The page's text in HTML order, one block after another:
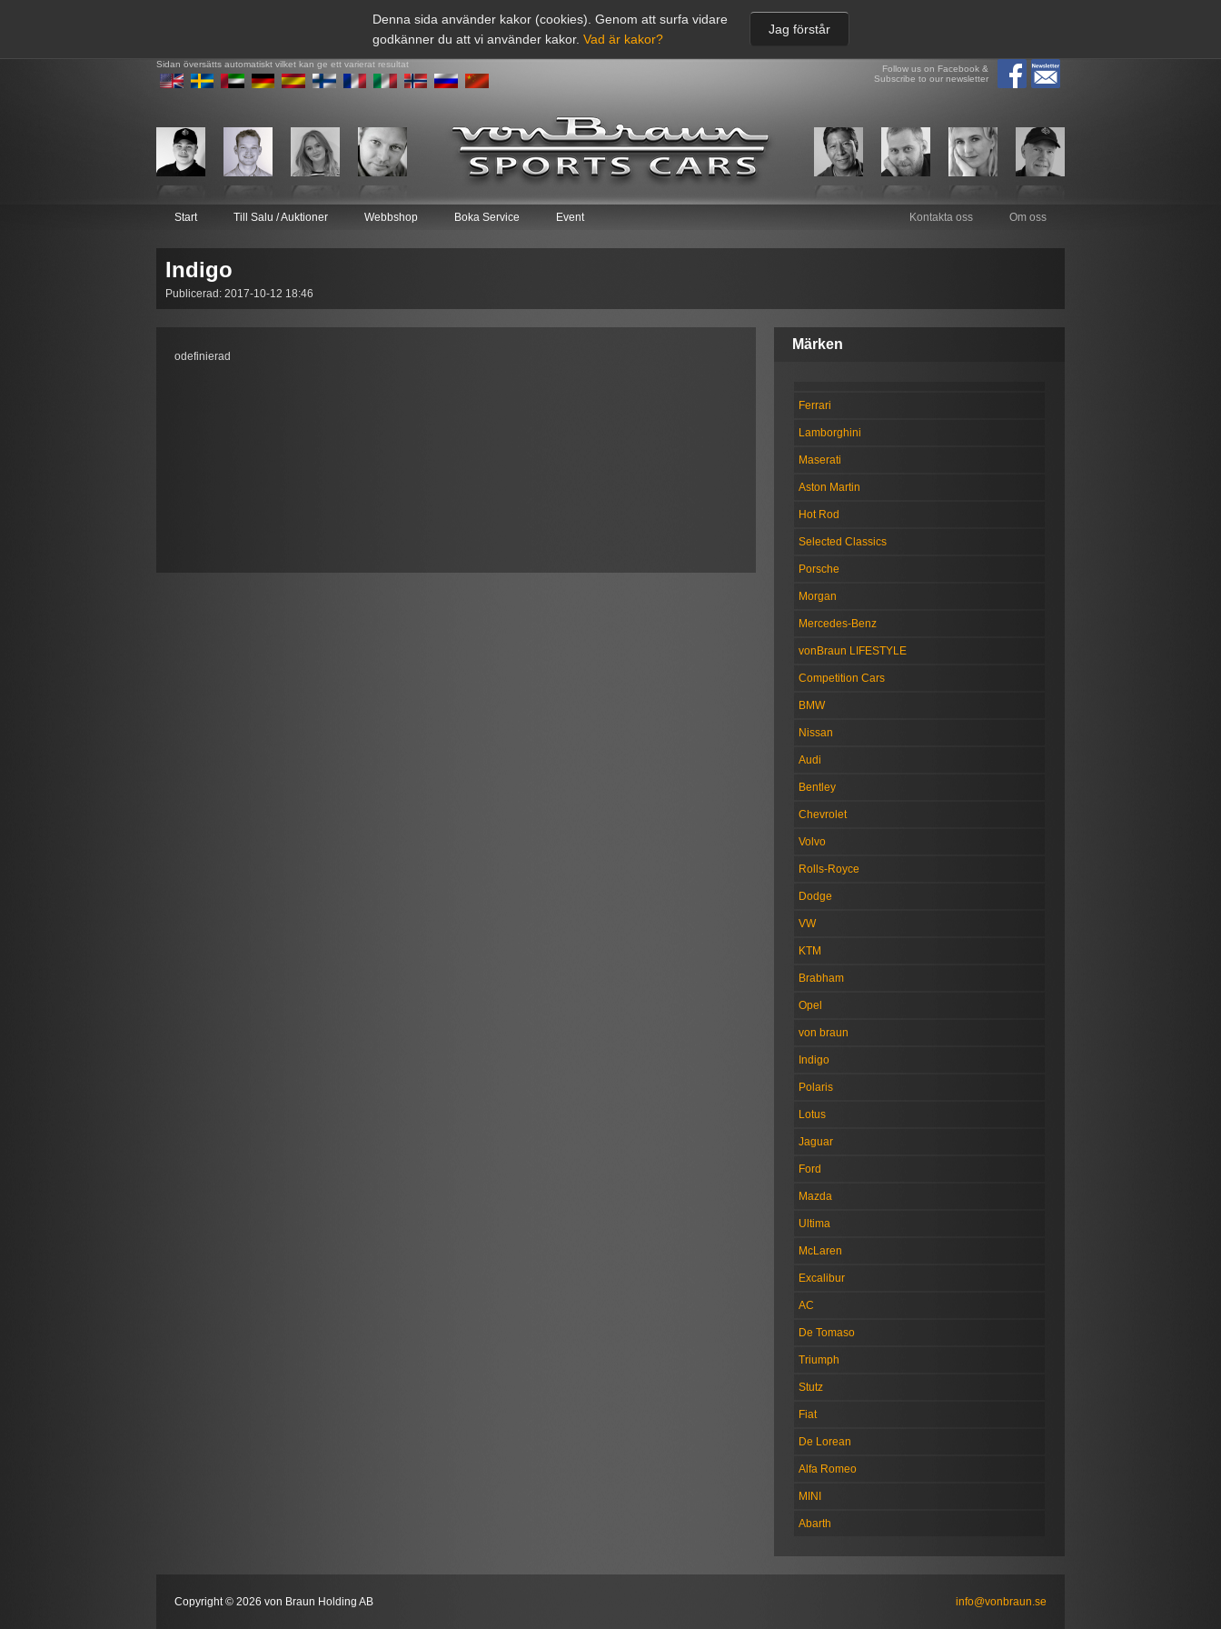
Denna sida använder kakor (cookies). Genom att surfa vidare
godkänner du att vi använder kakor. Vad är kakor?
Jag förstår
Sidan översätts automatiskt vilket kan ge ett varierat resultat
Follow us on Facebook &
Subscribe to our newsletter
Start Till Salu / Auktioner Webbshop Boka Service Event Kontakta oss Om oss
Indigo
Publicerad: 2017-10-12 18:46
odefinierad
Märken
Ferrari
Lamborghini
Maserati
Aston Martin
Hot Rod
Selected Classics
Porsche
Morgan
Mercedes-Benz
vonBraun LIFESTYLE
Competition Cars
BMW
Nissan
Audi
Bentley
Chevrolet
Volvo
Rolls-Royce
Dodge
VW
KTM
Brabham
Opel
von braun
Indigo
Polaris
Lotus
Jaguar
Ford
Mazda
Ultima
McLaren
Excalibur
AC
De Tomaso
Triumph
Stutz
Fiat
De Lorean
Alfa Romeo
MINI
Abarth
Copyright © 2026 von Braun Holding AB info@vonbraun.se